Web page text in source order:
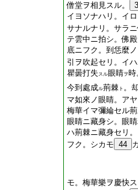
僧堂ヲ相見スル。
イヨソナハリ。イ
サナルナリ。サラ
テ雲中ニ拍シ。佛
底ニフク。到恁麼
引ヲ吹起セリ。イ
瞿曇打失 スル眼睛ヲ時
今到處成ル荊棘 ト 。
マ如來ノ眼睛。ア
梅華イマ彌綸セル
眼睛ニ藏身シ。眼
ハ荊棘ニ藏身セリ
フク。シカモ 44
モ。梅華樂ヲ慶快ス